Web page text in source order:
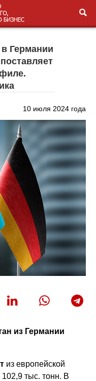
в Германии
10 июля 2024 года
из Германии
из европейской
тыс. тонн. В